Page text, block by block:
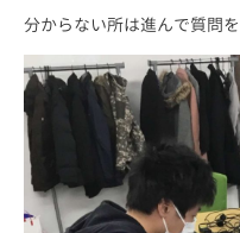
分からない所は進んで質問